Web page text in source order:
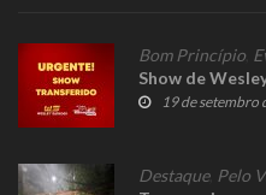
Bom Princípio
Show de
19 de setembro
Destaque, Pelo